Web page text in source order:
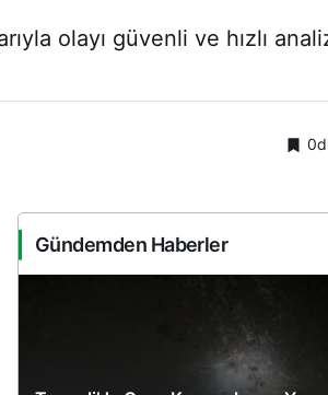
olayı güvenli ve hızlı
Gündemden Haberler